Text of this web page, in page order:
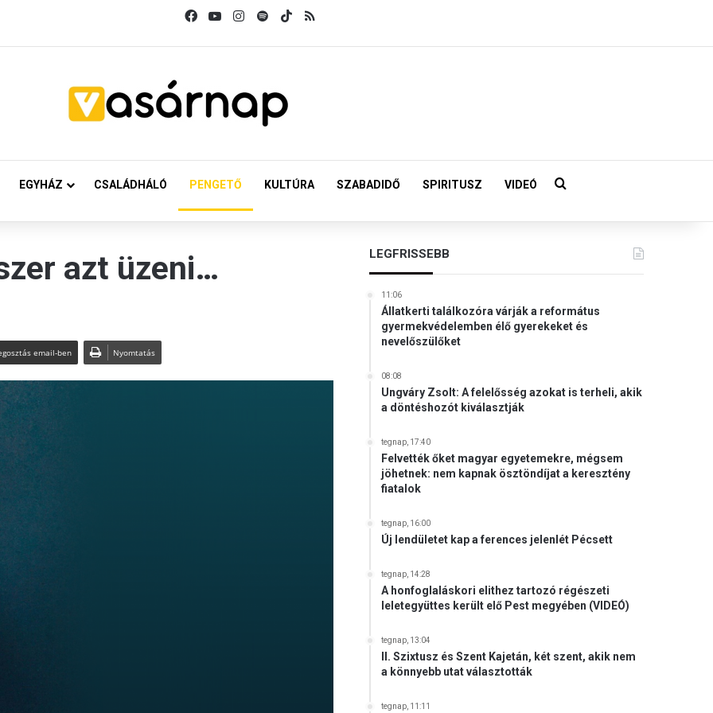
FacebookYouTubeInstagram
SpotifyTikTok
EGYHÁZ CSALÁDHÁLÓ PENGETŐ KULTÚRA SZABADIDŐ SPIRITUSZ VIDEÓ Keresés:
azt üzeni…
email-ben Nyomtatás
LEGFRISSEBB
11:06
Állatkerti találkozóra várják a református
gyermekvédelemben élő gyerekeket és
nevelőszülőket
08:08
Ungváry Zsolt: A felelősség azokat is terheli, akik
a döntéshozót kiválasztják
tegnap, 17:40
Felvették őket magyar egyetemekre, mégsem
jöhetnek: nem kapnak ösztöndíjat a keresztény
fiatalok
tegnap, 16:00
Új lendületet kap a ferences jelenlét Pécsett
tegnap, 14:28
A honfoglaláskori elithez tartozó régészeti
leletegyüttes került elő Pest megyében (VIDEÓ)
tegnap, 13:04
II. Szixtusz és Szent Kajetán, két szent, akik nem
a könnyebb utat választották
tegnap, 11:11